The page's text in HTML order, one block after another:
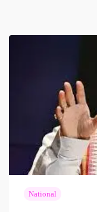
National